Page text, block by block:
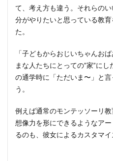
て、考え方も違う。それらの
分がやりたいと思っている教
た。
「子どもからおじいちゃんお
まな人たちにとっての”家”に
の通学時に「ただいま〜」と
う。
例えば通常のモンテッソーリ
想像力を形にできるようなア
るのも、彼女によるカスタマイ